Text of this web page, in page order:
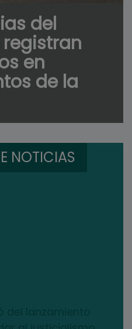
del
en
de la
NOTICIAS